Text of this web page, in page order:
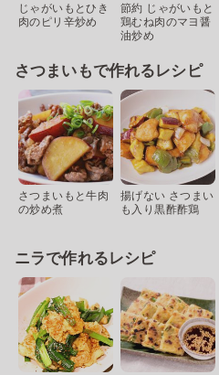
じゃがいもとひき
肉のピリ辛炒め
節約 じゃがいもと
鶏むね肉のマヨ醤
油炒め
さつまいもで作れるレシピ
さつまいもと牛肉
の炒め煮
揚げない さつまい
も入り黒酢酢鶏
ニラで作れるレシピ